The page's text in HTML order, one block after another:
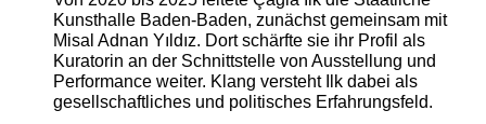
Kunsthalle Baden-Baden, zunächst gemeinsam mit
Misal Adnan Yıldız. Dort schärfte sie ihr Profil als
Kuratorin an der Schnittstelle von Ausstellung und
Performance weiter. Klang versteht Ilk dabei als
gesellschaftliches und politisches Erfahrungsfeld.